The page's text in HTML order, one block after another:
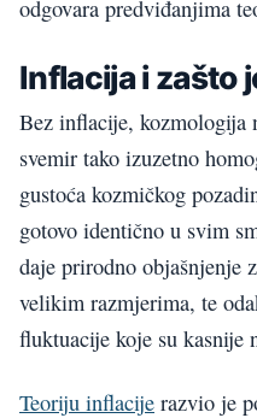
odgovara predviđanjima
Inflacija i zašto
Bez inflacije, kozmologija
svemir tako izuzetno
gustoća kozmičkog
gotovo identično u svim
daje prirodno objašnjenje
velikim razmjerima, te
fluktuacije koje su kasnije
Teoriju inflacije razvio je